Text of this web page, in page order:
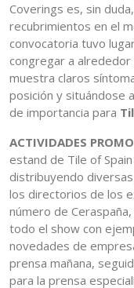
Coverings es, sin
recubrimientos en el
convocatoria tuvo
congregar a
muestra claros
posición y situándose
de importancia para
ACTIVIDADES
estand de Tile of
distribuyendo
los directorios de los
número de
todo el show con
novedades de
prensa mañana,
para la prensa